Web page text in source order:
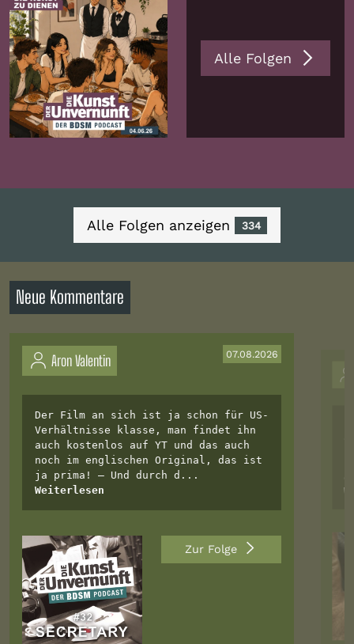
Zur
Folge
Alle Folgen
Alle Folgen anzeigen 334
Neue Kommentare
Zur Folge
Aron Valentin 07.08.2026
Der Film an sich ist ja schon für US-
Verhältnisse klasse, man findet ihn
auch kostenlos auf YT und das auch
noch im englischen Original, das ist
ja prima! – Und durch d...
Weiterlesen